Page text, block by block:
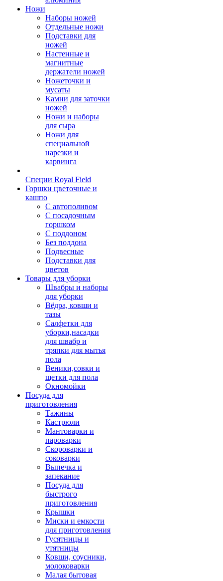
Ножи
Наборы ножей
Отдельные ножи
Подставки для
ножей
Настенные и
магнитные
держатели ножей
Ножеточки и
мусаты
Камни для заточки
ножей
Ножи и наборы
для сыра
Ножи для
специальной
нарезки и
карвинга
Специи Royal Field
Горшки цветочные и
кашпо
С автополивом
С посадочным
горшком
С поддоном
Без поддона
Подвесные
Подставки для
цветов
Товары для уборки
Швабры и наборы
для уборки
Вёдра, ковши и
тазы
Салфетки для
уборки,насадки
для швабр и
тряпки для мытья
пола
Веники,совки и
щетки для пола
Окномойки
Посуда для
приготовления
Тажины
Кастрюли
Мантоварки и
пароварки
Скороварки и
соковарки
Выпечка и
запекание
Посуда для
быстрого
приготовления
Крышки
Миски и емкости
для приготовления
Гусятницы и
утятницы
Ковши, соусники,
молоковарки
Малая бытовая